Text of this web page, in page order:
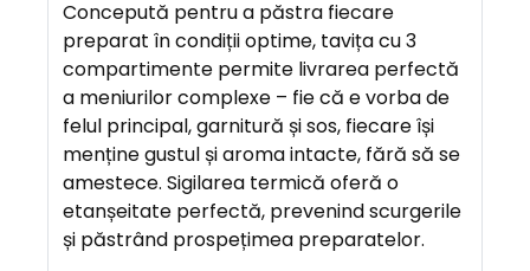
A
J
E
Concepută pentru a păstra fiecare
preparat în condiții optime, tavița cu 3
compartimente permite livrarea perfectă
a meniurilor complexe – fie că e vorba de
felul principal, garnitură și sos, fiecare își
menține gustul și aroma intacte, fără să se
amestece. Sigilarea termică oferă o
etanșeitate perfectă, prevenind scurgerile
și păstrând prospețimea preparatelor.